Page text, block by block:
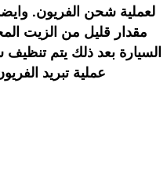
لعملية شحن الفريون.
مقدار قليل من الزيت
السيارة بعد ذلك يتم
عملية تبريد